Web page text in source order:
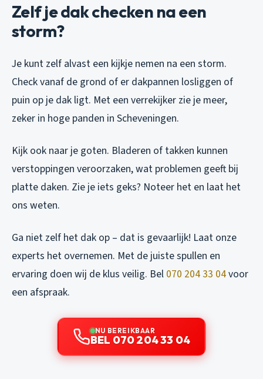
Zelf je dak checken na een
storm?
Je kunt zelf alvast een kijkje nemen na een storm.
Check vanaf de grond of er dakpannen losliggen of
puin op je dak ligt. Met een verrekijker zie je meer,
zeker in hoge panden in Scheveningen.
Kijk ook naar je goten. Bladeren of takken kunnen
verstoppingen veroorzaken, wat problemen geeft bij
platte daken. Zie je iets geks? Noteer het en laat het
ons weten.
Ga niet zelf het dak op – dat is gevaarlijk! Laat onze
experts het overnemen. Met de juiste spullen en
ervaring doen wij de klus veilig. Bel 070 204 33 04voor
een afspraak.
NU BEREIKBAAR
BEL 070 204 33 04